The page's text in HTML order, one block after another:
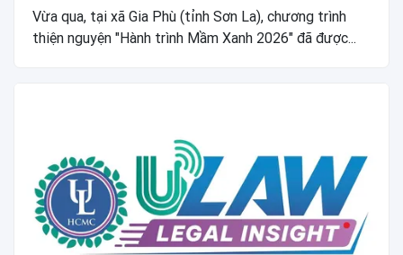
Vừa qua, tại xã Gia Phù (tỉnh Sơn La), chương trình
thiện nguyện "Hành trình Mầm Xanh 2026" đã được...